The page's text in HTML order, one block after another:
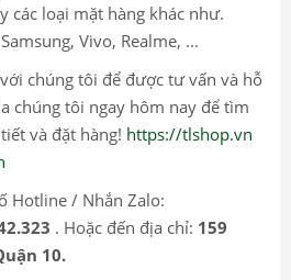
các loại mặt hàng khác như.
Vivo, Realme, ...
chúng tôi để được tư vấn và hỗ
chúng tôi ngay hôm nay để tìm
và đặt hàng! https://tlshop.vn
Hotline / Nhắn Zalo:
. Hoặc đến địa chỉ: 159
10.